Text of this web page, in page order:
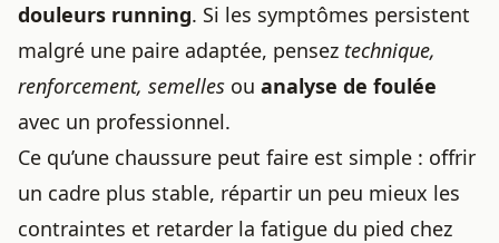
douleurs running. Si les symptômes persistent
malgré une paire adaptée, pensez technique,
renforcement, semelles ou analyse de foulée
avec un professionnel.
Ce qu’une chaussure peut faire est simple : offrir
un cadre plus stable, répartir un peu mieux les
contraintes et retarder la fatigue du pied chez